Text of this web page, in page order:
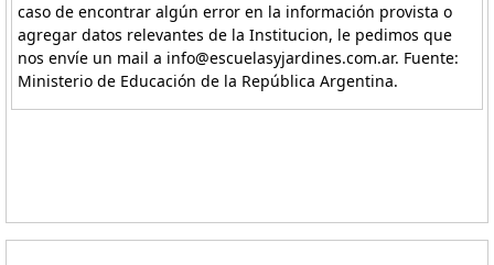
caso de encontrar algún error en la información provista o
agregar datos relevantes de la Institucion, le pedimos que
nos envíe un mail a info@escuelasyjardines.com.ar. Fuente:
Ministerio de Educación de la República Argentina.